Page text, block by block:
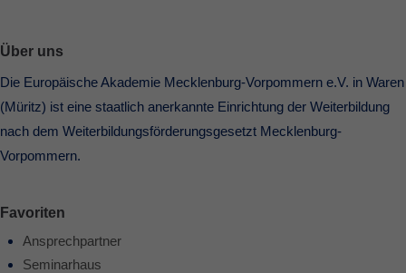
Über uns
Die Europäische Akademie Mecklenburg-Vorpommern e.V. in Waren
(Müritz) ist eine staatlich anerkannte Einrichtung der Weiterbildung
nach dem Weiterbildungsförderungsgesetzt Mecklenburg-
Vorpommern.
Favoriten
Ansprechpartner
Seminarhaus